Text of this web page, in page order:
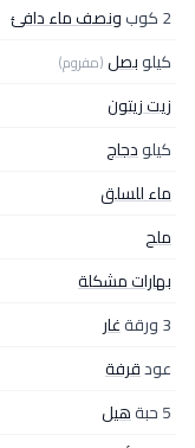
2 كوب
ونصف ماء دافئ
كيلوبصل(مفروم)
زيت زيتون
كيلودجاج
ماء للسلق
ملح
بهارات مشكلة
3 ورقة
غار
عودقرفة
5 حبة
هيل